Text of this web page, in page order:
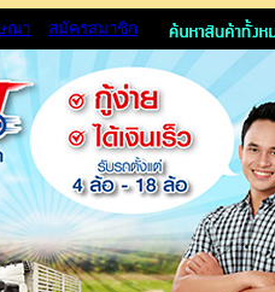
ณา สมัครสมาชิก